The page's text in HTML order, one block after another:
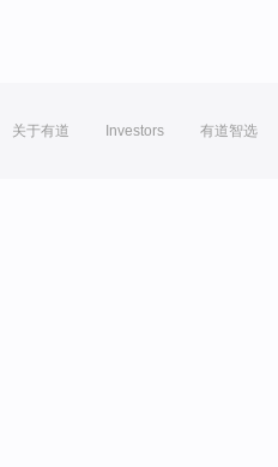
关于有道 Investors 有道智选